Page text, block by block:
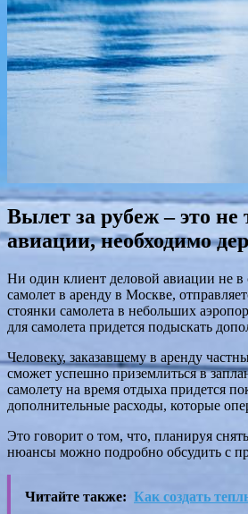
Вылет за рубеж – это не
авиации, необходимо
Ни один клиент деловой авиации не в
самолет в аренду в Москве,
стоянки самолета в небольших
для самолета придется подыскать
Человеку, заказавшему в аренду
сможет успешно приземлиться в
самолету на время отдыха придется
дополнительные расходы, которые
Это говорит о том, что, планируя
нюансы можно подробно обсудить с
Читайте также: Как создать